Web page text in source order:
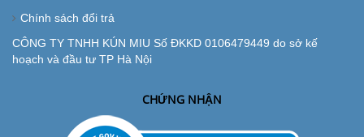
Chính sách đổi trả
CÔNG TY TNHH KÚN MIU Số ĐKKD 0106479449 do sở kế
hoạch và đầu tư TP Hà Nội
CHỨNG NHẬN